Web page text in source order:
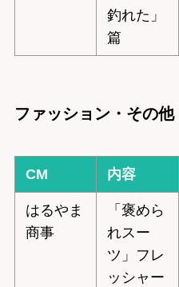
釣れた」
篇
ファッション・その他
CM 内容
はるやま
商事
「褒めら
れスー
ツ」フレ
ッシャー